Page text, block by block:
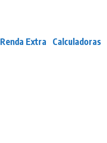
Renda Extra Calculadoras